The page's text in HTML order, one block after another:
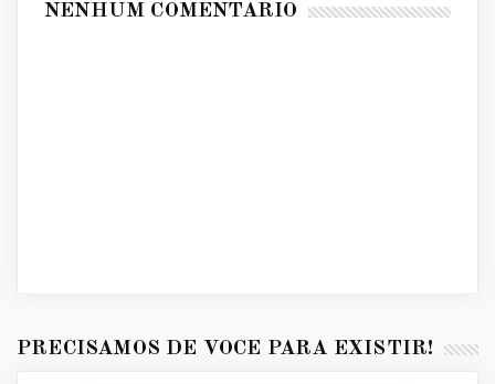
NENHUM COMENTÁRIO
PRECISAMOS DE VOCÊ PARA EXISTIR!